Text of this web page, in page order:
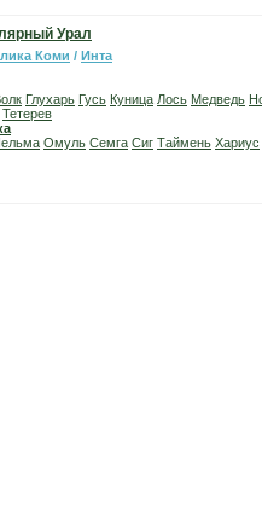
Урал
Коми / Инта
Глухарь Гусь Куница Лось Медведь
Тетерев
Омуль Семга Сиг Таймень Хариус